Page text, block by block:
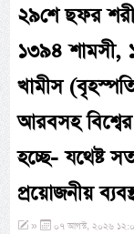
২৯শে ছফর
১৩৯৪
খামীস
আরবসহ
হচ্ছে- যথেষ্ট
প্রয়োজনীয়
» ০৭ আগস্ট, ২০২৬